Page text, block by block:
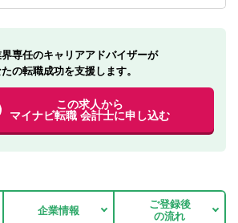
専任のキャリアアドバイザーが
の転職成功を支援します。
この求人から
マイナビ転職 会計士に申し込む
企業情報
ご登録後
の流れ